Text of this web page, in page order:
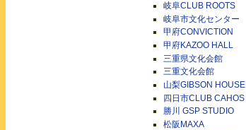
岐阜CLUB ROOTS
岐阜市文化センター
甲府CONVICTION
甲府KAZOO HALL
三重県文化会館
三重文化会館
山梨GIBSON HOUSE
四日市CLUB CAHOS
勝川 GSP STUDIO
松阪MAXA